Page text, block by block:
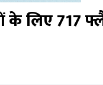
लिए 717